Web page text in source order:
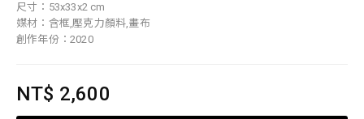
尺寸：53x33x2 cm
媒材：含框,壓克力顏料,畫布
創作年份：2020
NT$ 2,600